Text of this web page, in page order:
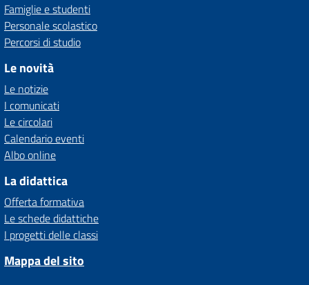
Famiglie e studenti
Personale scolastico
Percorsi di studio
Le novità
Le notizie
I comunicati
Le circolari
Calendario eventi
Albo online
La didattica
Offerta formativa
Le schede didattiche
I progetti delle classi
Mappa del sito